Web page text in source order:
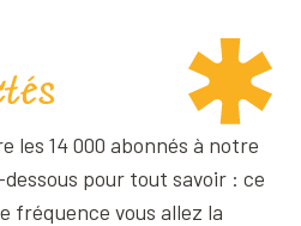
les 14 000 abonnés à notre
pour tout savoir : ce
fréquence vous allez la